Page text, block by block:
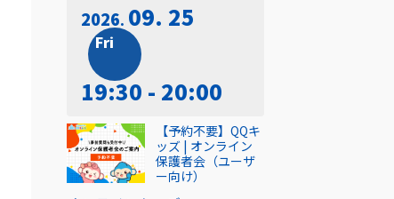
2026 09. 25
Fri
19:30 - 20:00
【予約不要】QQキ
ッズ | オンライン
保護者会（ユーザ
ー向け）